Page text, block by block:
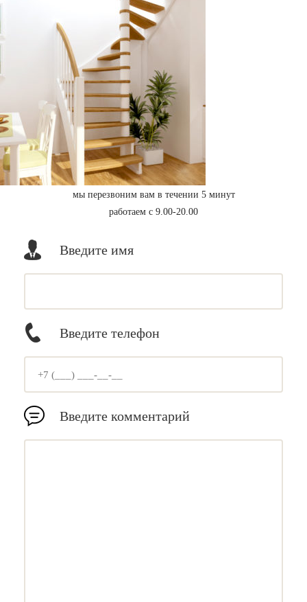
мы перезвоним вам в течении 5 минут
работаем с 9.00-20.00
Введите имя
Введите телефон
Введите комментарий